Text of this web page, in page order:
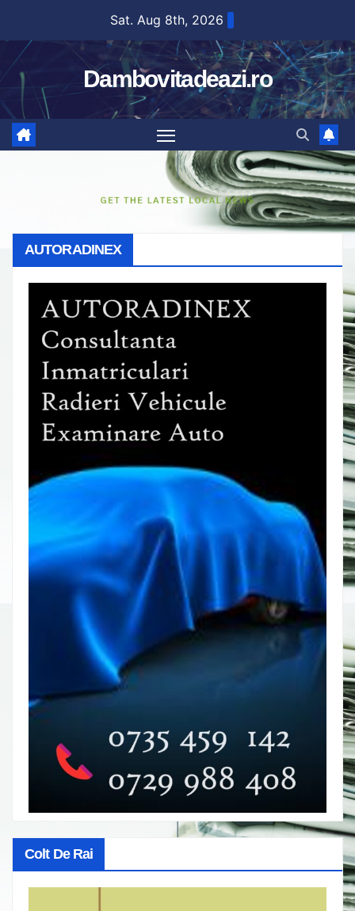
content
Sat. Aug 8th, 2026
Dambovitadeazi.ro
AUTORADINEX
Colt De Rai